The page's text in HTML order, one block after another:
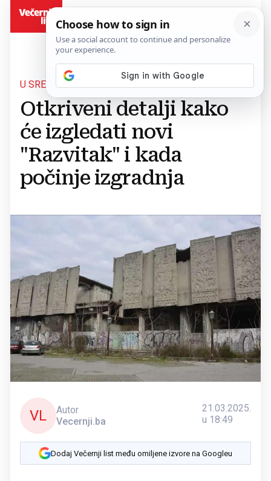
U SREDIŠTU MOSTARA
Otkriveni detalji kako
će izgledati novi
"Razvitak" i kada
počinje izgradnja
VL
Autor
Vecernji.ba
21.03.2025.
u 18:49
Dodaj Večernji list među omiljene izvore na Googleu